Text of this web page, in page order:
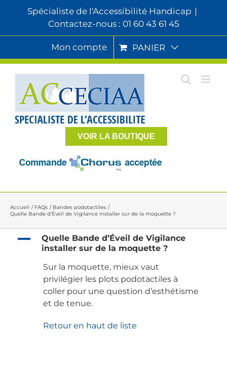
Spécialiste de l'Accessibilité Handicap |
Contactez-nous : 01 60 43 61 45
Mon compte PANIER
VOIR LA BOUTIQUE
Accueil FAQs
Bandes podotactiles
Quelle Bande d’Éveil de Vigilance installer sur de la moquette ?
A
Quelle Bande d’Éveil de Vigilance
installer sur de la moquette ?
Sur la moquette, mieux vaut
privilégier les plots podotactiles à
coller pour une question d’esthétisme
et de tenue.
Retour en haut de liste